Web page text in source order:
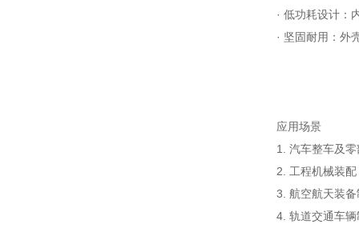
· 低功耗设计：
· 坚固耐用：外
应用场景
1. 汽车整车及
2. 工程机械装
3. 航空航天装
4. 轨道交通车